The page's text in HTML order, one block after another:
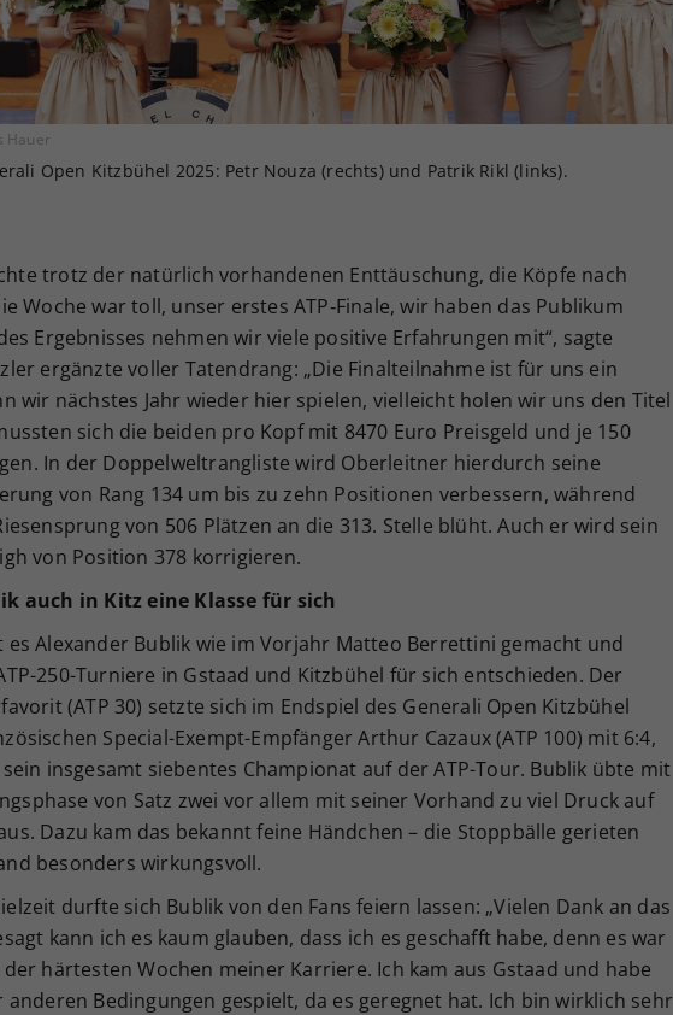
Hauer
Open Kitzbühel 2025: Petr Nouza (rechts) und Patrik Rikl (links).
trotz der natürlich vorhandenen Enttäuschung, die Köpfe nach
Woche war toll, unser erstes ATP‑Finale, wir haben das Publikum
Ergebnisses nehmen wir viele positive Erfahrungen mit“, sagte
ergänzte voller Tatendrang: „Die Finalteilnahme ist für uns ein
wir nächstes Jahr wieder hier spielen, vielleicht holen wir uns den Titel
sich die beiden pro Kopf mit 8470 Euro Preisgeld und je 150
In der Doppelweltrangliste wird Oberleitner hierdurch seine
von Rang 134 um bis zu zehn Positionen verbessern, während
von 506 Plätzen an die 313. Stelle blüht. Auch er wird sein
von Position 378 korrigieren.
auch in Kitz eine Klasse für sich
es Alexander Bublik wie im Vorjahr Matteo Berrettini gemacht und
250-Turniere in Gstaad und Kitzbühel für sich entschieden. Der
(ATP 30) setzte sich im Endspiel des Generali Open Kitzbühel
Special-Exempt-Empfänger Arthur Cazaux (ATP 100) mit 6:4,
insgesamt siebentes Championat auf der ATP-Tour. Bublik übte mit
von Satz zwei vor allem mit seiner Vorhand zu viel Druck auf
Dazu kam das bekannt feine Händchen – die Stoppbälle gerieten
besonders wirkungsvoll.
durfte sich Bublik von den Fans feiern lassen: „Vielen Dank an das
kann ich es kaum glauben, dass ich es geschafft habe, denn es war
härtesten Wochen meiner Karriere. Ich kam aus Gstaad und habe
anderen Bedingungen gespielt, da es geregnet hat. Ich bin wirklich sehr